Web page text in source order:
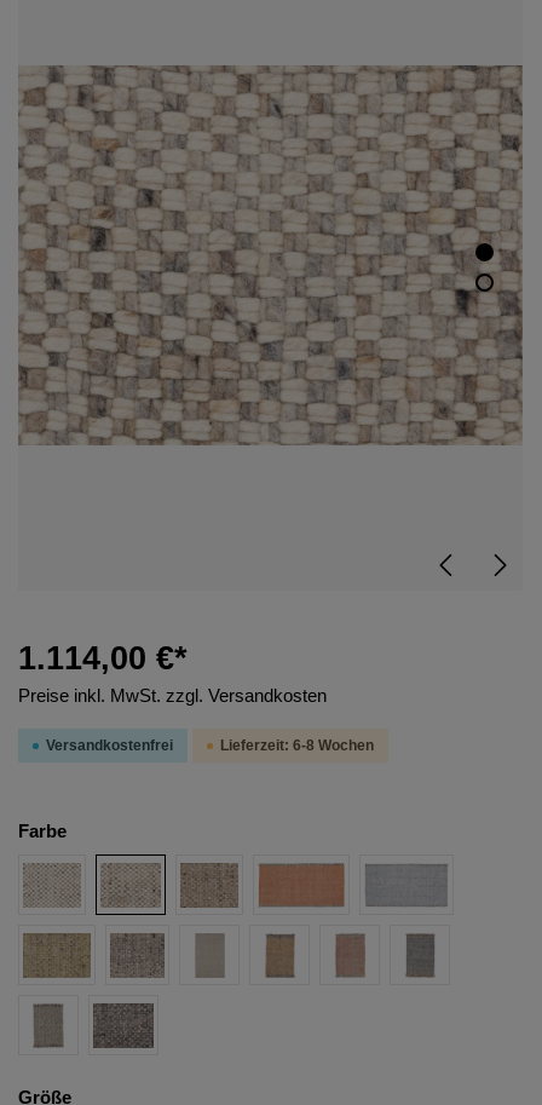
1.114,00 €*
Preise inkl. MwSt. zzgl. Versandkosten
Versandkostenfrei Lieferzeit: 6-8 Wochen
Farbe
Größe